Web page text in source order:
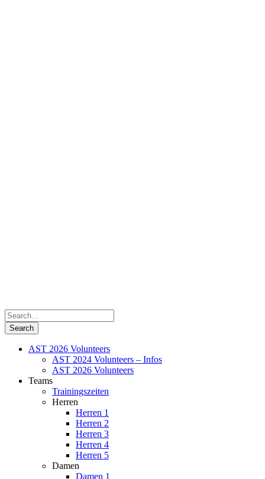
AST 2026 Volunteers
AST 2024 Volunteers – Infos
AST 2026 Volunteers
Teams
Trainingszeiten
Herren
Herren 1
Herren 2
Herren 3
Herren 4
Herren 5
Damen
Damen 1